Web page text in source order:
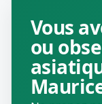
Vous
ou